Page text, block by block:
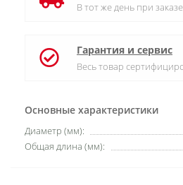
Основные характеристики
Диаметр (мм):
Общая длина (мм):
В тот же день при
Гарантия и сервис
Весь товар